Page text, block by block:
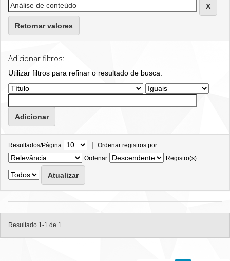
Retornar valores
Adicionar filtros:
Utilizar filtros para refinar o resultado de busca.
Resultados/Página | Ordenar registros por
Ordenar
Registro(s)
Resultado 1-1 de 1.